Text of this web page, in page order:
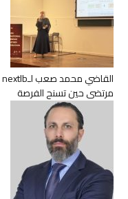
مرتضى حين تسنح الفرصة